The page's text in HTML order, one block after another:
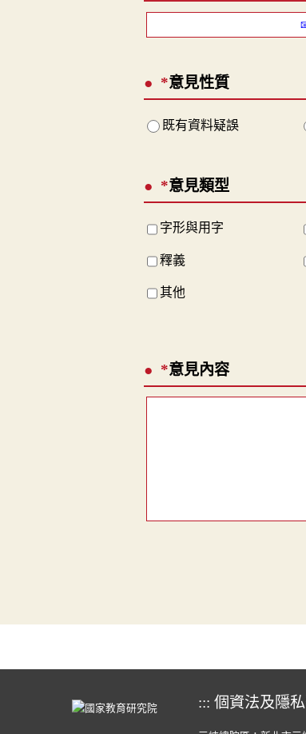
*意見性質
既有資料疑誤
*意見類型
字形與用字
釋義
其他
*意見內容
::: 個資法及隱